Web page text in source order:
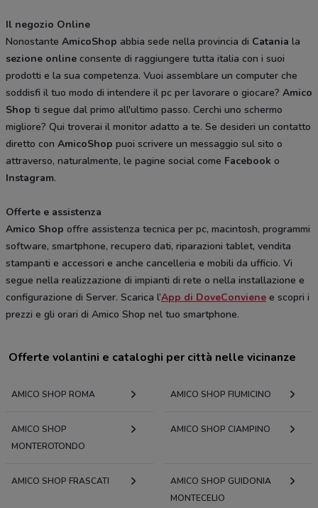
Il negozio Online
Nonostante AmicoShop abbia sede nella provincia di Catania la
sezione online consente di raggiungere tutta italia con i suoi
prodotti e la sua competenza. Vuoi assemblare un computer che
soddisfi il tuo modo di intendere il pc per lavorare o giocare? Amico
Shop ti segue dal primo all'ultimo passo. Cerchi uno schermo
migliore? Qui troverai il monitor adatto a te. Se desideri un contatto
diretto con AmicoShop puoi scrivere un messaggio sul sito o
attraverso, naturalmente, le pagine social come Facebook o
Instagram.
Offerte e assistenza
Amico Shop offre assistenza tecnica per pc, macintosh, programmi
software, smartphone, recupero dati, riparazioni tablet, vendita
stampanti e accessori e anche cancelleria e mobili da ufficio. Vi
segue nella realizzazione di impianti di rete o nella installazione e
configurazione di Server. Scarica l’App di DoveConviene e scopri i
prezzi e gli orari di Amico Shop nel tuo smartphone.
Offerte volantini e cataloghi per città nelle vicinanze
AMICO SHOP ROMA AMICO SHOP FIUMICINO
AMICO SHOP
MONTEROTONDO
AMICO SHOP CIAMPINO
AMICO SHOP FRASCATI
AMICO SHOP GUIDONIA
MONTECELIO